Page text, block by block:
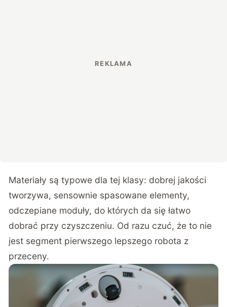
Materiały są typowe dla tej klasy: dobrej jakości
tworzywa, sensownie spasowane elementy,
odczepiane moduły, do których da się łatwo
dobrać przy czyszczeniu. Od razu czuć, że to nie
jest segment pierwszego lepszego robota z
przeceny.